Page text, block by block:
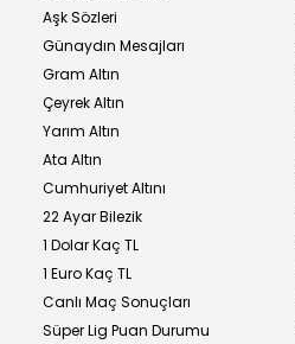
Aşk Sözleri
Günaydın Mesajları
Gram Altın
Çeyrek Altın
Yarım Altın
Ata Altın
Cumhuriyet Altını
22 Ayar Bilezik
1 Dolar Kaç TL
1 Euro Kaç TL
Canlı Maç Sonuçları
Süper Lig Puan Durumu